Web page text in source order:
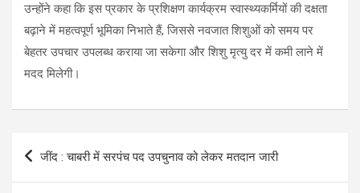
उन्होंने कहा कि इस प्रकार के प्रशिक्षण कार्यक्रम स्वास्थ्यकर्मियों की दक्षता
बढ़ाने में महत्वपूर्ण भूमिका निभाते हैं, जिससे नवजात शिशुओं को समय पर
बेहतर उपचार उपलब्ध कराया जा सकेगा और शिशु मृत्यु दर में कमी लाने में
मदद मिलेगी।
Post
जींद : चाबरी में सरपंच पद उपचुनाव को लेकर मतदान जारी